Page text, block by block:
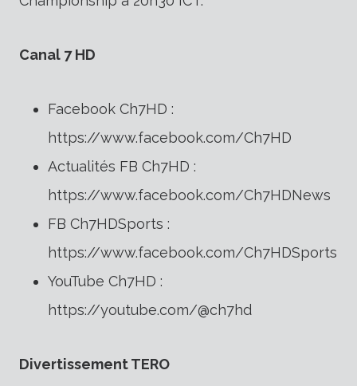
Canal 7 HD
Facebook Ch7HD :
https://www.facebook.com/Ch7HD
Actualités FB Ch7HD :
https://www.facebook.com/Ch7HDNews
FB Ch7HDSports :
https://www.facebook.com/Ch7HDSports
YouTube Ch7HD :
https://youtube.com/@ch7hd
Divertissement TERO